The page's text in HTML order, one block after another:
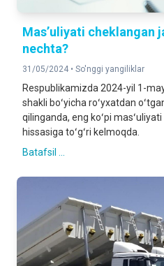
Mas’uliyati cheklangan
nechta?
31/05/2024 • So'nggi yangiliklar
Respublikamizda 2024-yil 1-
shakli boʻyicha roʻyxatdan
qilinganda, eng koʻpi
hissasiga toʻgʻri kelmoqda.
Batafsil ...